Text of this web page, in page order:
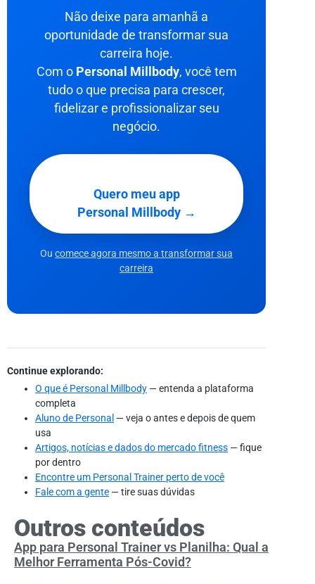
Não deixe para amanhã a
oportunidade de transformar sua
carreira hoje.
Com o Personal Millbody, você tem
tudo o que precisa para crescer,
fidelizar e profissionalizar seu
negócio.
Quero meu app
Personal Millbody →
Ou comece agora mesmo a transformar sua
carreira
Continue explorando:
O que é Personal Millbody — entenda a plataforma
completa
Aluno de Personal — veja o antes e depois de quem
usa
Artigos, notícias e dados do mercado fitness — fique
por dentro
Encontre um Personal Trainer perto de você
Fale com a gente — tire suas dúvidas
Outros conteúdos
App para Personal Trainer vs Planilha: Qual a
Melhor Ferramenta Pós-Covid?